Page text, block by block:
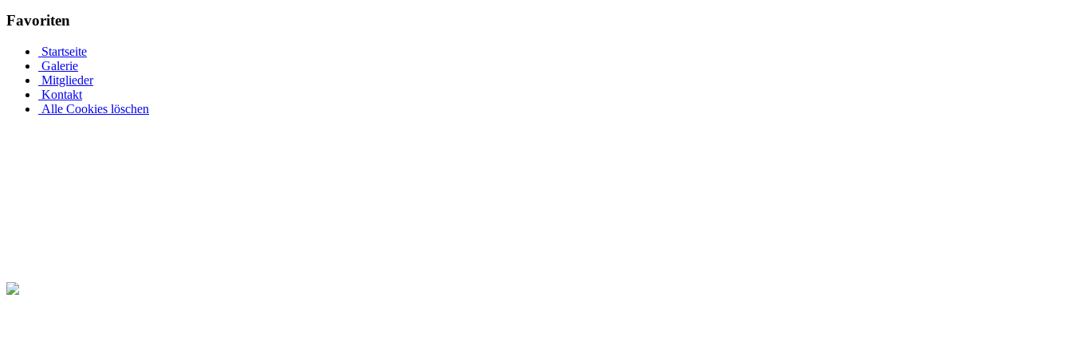
Favoriten
Startseite
Galerie
Mitglieder
Kontakt
Alle Cookies löschen